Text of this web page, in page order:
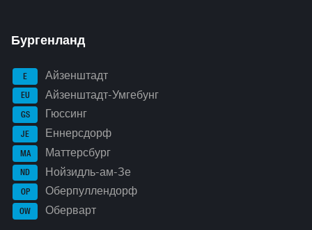
Бургенланд
E Айзенштадт
EU Айзенштадт-Умгебунг
GS Гюссинг
JE Еннерсдорф
MA Маттерсбург
ND Нойзидль-ам-Зе
OP Оберпуллендорф
OW Оберварт